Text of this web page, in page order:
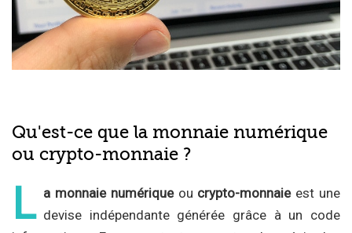
Qu'est-ce que la monnaie numérique
ou crypto-monnaie ?
L a monnaie numériqueou crypto-monnaieest une
devise indépendante générée grâce à un code